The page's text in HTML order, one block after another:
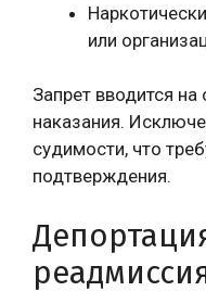
или
Запрет вводится
наказания.
судимости, что
подтверждения.